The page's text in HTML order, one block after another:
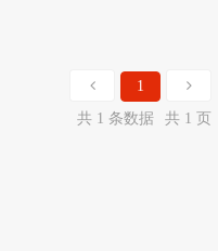
1
共 1 条数据
共 1 页